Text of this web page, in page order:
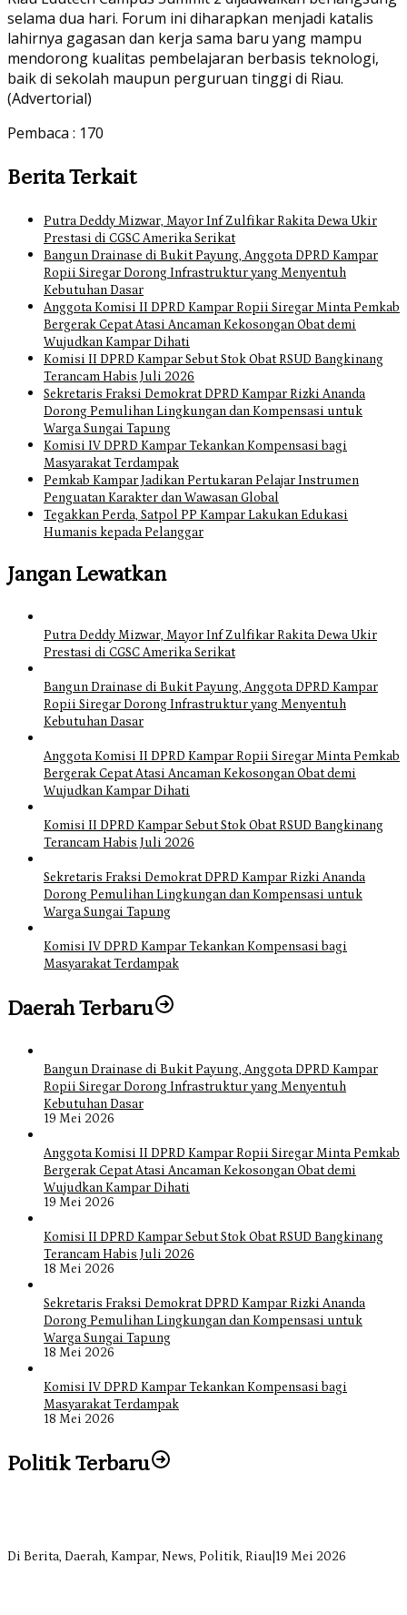
selama dua hari. Forum ini diharapkan menjadi katalis
lahirnya gagasan dan kerja sama baru yang mampu
mendorong kualitas pembelajaran berbasis teknologi,
baik di sekolah maupun perguruan tinggi di Riau.
(Advertorial)
Pembaca : 170
Berita Terkait
Putra Deddy Mizwar, Mayor Inf Zulfikar Rakita Dewa Ukir
Prestasi di CGSC Amerika Serikat
Bangun Drainase di Bukit Payung, Anggota DPRD Kampar
Ropii Siregar Dorong Infrastruktur yang Menyentuh
Kebutuhan Dasar
Anggota Komisi II DPRD Kampar Ropii Siregar Minta Pemkab
Bergerak Cepat Atasi Ancaman Kekosongan Obat demi
Wujudkan Kampar Dihati
Komisi II DPRD Kampar Sebut Stok Obat RSUD Bangkinang
Terancam Habis Juli 2026
Sekretaris Fraksi Demokrat DPRD Kampar Rizki Ananda
Dorong Pemulihan Lingkungan dan Kompensasi untuk
Warga Sungai Tapung
Komisi IV DPRD Kampar Tekankan Kompensasi bagi
Masyarakat Terdampak
Pemkab Kampar Jadikan Pertukaran Pelajar Instrumen
Penguatan Karakter dan Wawasan Global
Tegakkan Perda, Satpol PP Kampar Lakukan Edukasi
Humanis kepada Pelanggar
Jangan Lewatkan
Putra Deddy Mizwar, Mayor Inf Zulfikar Rakita Dewa Ukir
Prestasi di CGSC Amerika Serikat
Bangun Drainase di Bukit Payung, Anggota DPRD Kampar
Ropii Siregar Dorong Infrastruktur yang Menyentuh
Kebutuhan Dasar
Anggota Komisi II DPRD Kampar Ropii Siregar Minta Pemkab
Bergerak Cepat Atasi Ancaman Kekosongan Obat demi
Wujudkan Kampar Dihati
Komisi II DPRD Kampar Sebut Stok Obat RSUD Bangkinang
Terancam Habis Juli 2026
Sekretaris Fraksi Demokrat DPRD Kampar Rizki Ananda
Dorong Pemulihan Lingkungan dan Kompensasi untuk
Warga Sungai Tapung
Komisi IV DPRD Kampar Tekankan Kompensasi bagi
Masyarakat Terdampak
Daerah Terbaru
Bangun Drainase di Bukit Payung, Anggota DPRD Kampar
Ropii Siregar Dorong Infrastruktur yang Menyentuh
Kebutuhan Dasar
19 Mei 2026
Anggota Komisi II DPRD Kampar Ropii Siregar Minta Pemkab
Bergerak Cepat Atasi Ancaman Kekosongan Obat demi
Wujudkan Kampar Dihati
19 Mei 2026
Komisi II DPRD Kampar Sebut Stok Obat RSUD Bangkinang
Terancam Habis Juli 2026
18 Mei 2026
Sekretaris Fraksi Demokrat DPRD Kampar Rizki Ananda
Dorong Pemulihan Lingkungan dan Kompensasi untuk
Warga Sungai Tapung
18 Mei 2026
Komisi IV DPRD Kampar Tekankan Kompensasi bagi
Masyarakat Terdampak
18 Mei 2026
Politik Terbaru
Di Berita, Daerah, Kampar, News, Politik, Riau 19 Mei 2026